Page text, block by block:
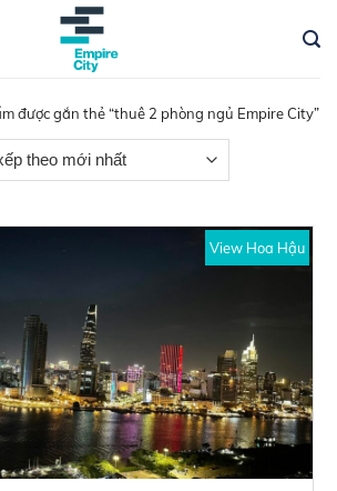
được gắn thẻ “thuê 2 phòng ngủ Empire City”
View Hoa Hậu